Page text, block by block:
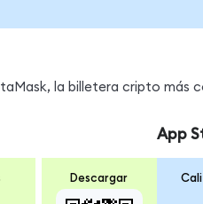
la billetera cripto más
Descargar
App